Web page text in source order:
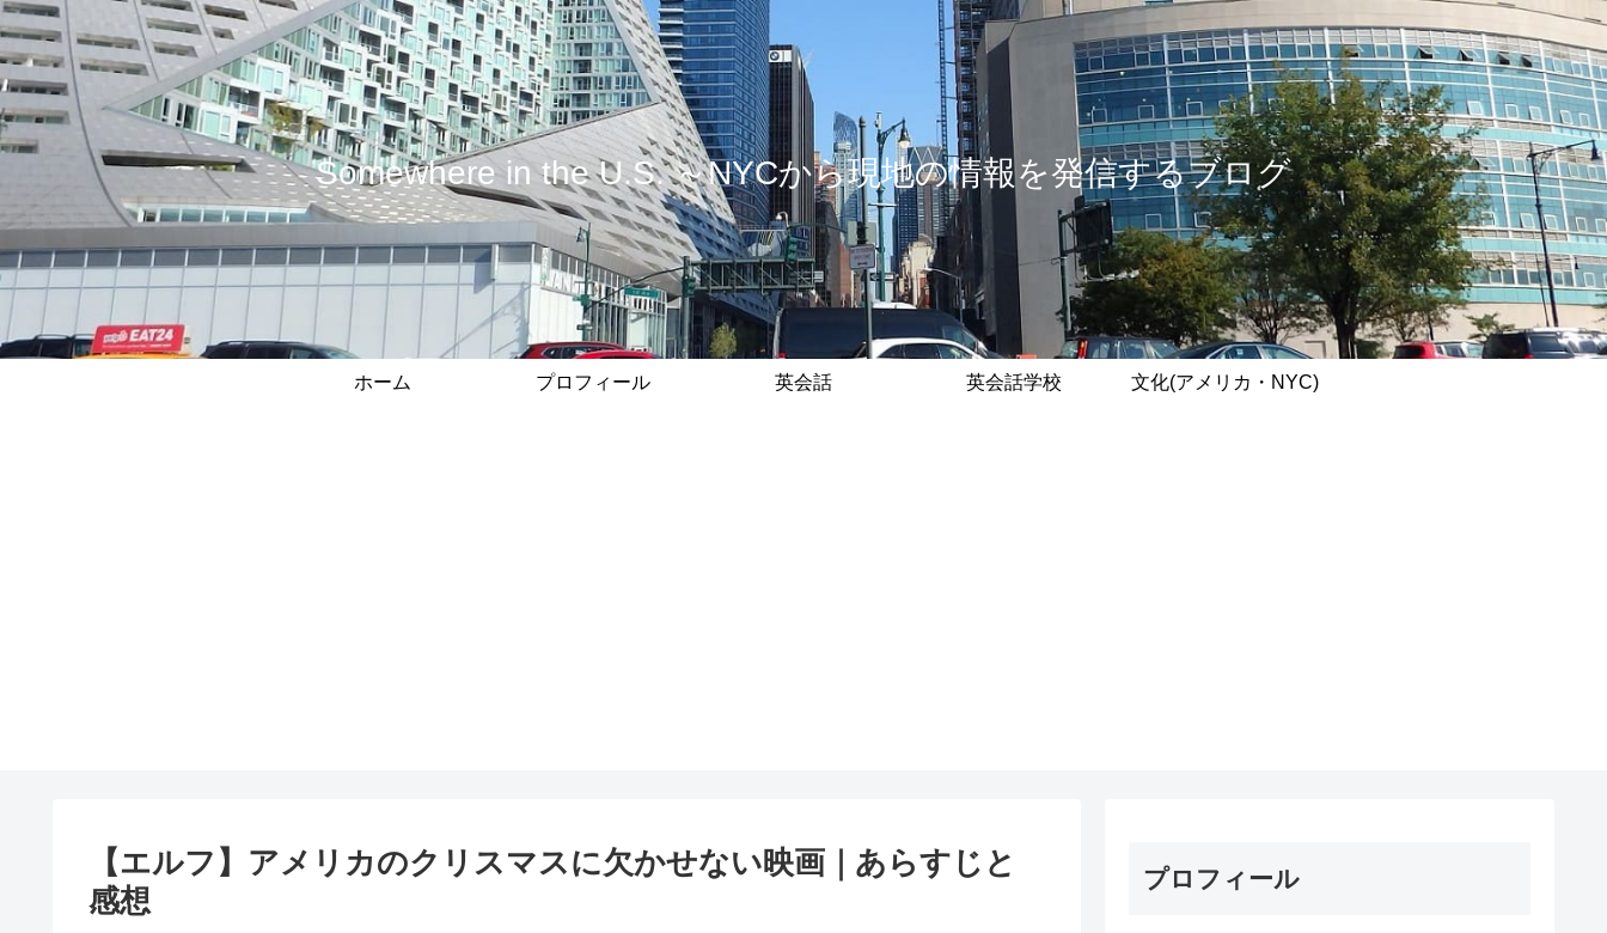
Somewhere in the U.S. ～NYCから現地の情報を発信するブログ
ホーム プロフィール 英会話 英会話学校 文化(アメリカ・NYC)
【エルフ】アメリカのクリスマスに欠かせない映画｜あらすじと
感想
プロフィール